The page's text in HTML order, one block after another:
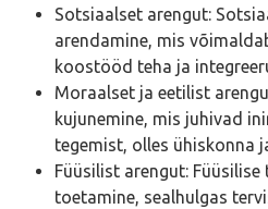
Sotsiaalset arengut:
arendamine, mis
koostööd teha ja
Moraalset ja eetilist
kujunemine, mis juhivad
tegemist, olles ühiskonna
Füüsilist arengut: Füüsilise
toetamine, sealhulgas